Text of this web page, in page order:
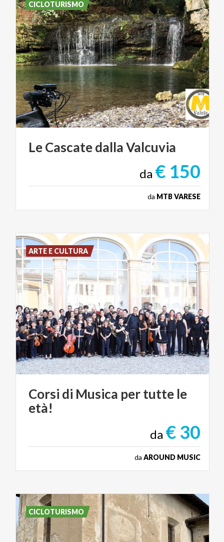
LeCascatedallaValcuvia
da € 150
da MTB VARESE
CICLOTURISMO
Corsi di Musica pertutte le
età!
da € 30
da AROUND MUSIC
ARTE E CULTURA
CICLOTURISMO